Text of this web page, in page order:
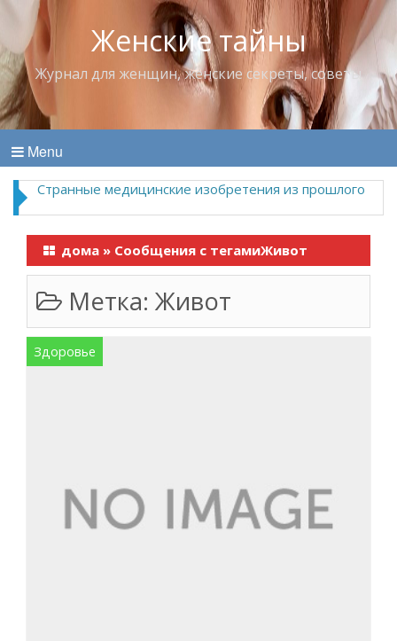
Женские тайны
Журнал для женщин, женские секреты, советы
Menu
Странные медицинские изобретения из прошлого
дома » Сообщения с тегамиЖивот
Метка: Живот
Здоровье